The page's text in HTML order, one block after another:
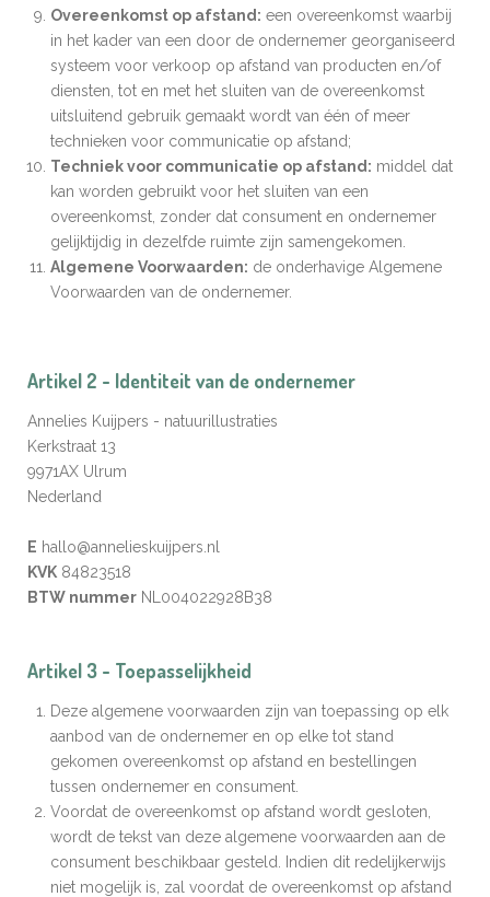
Overeenkomst op afstand: een overeenkomst waarbij
in het kader van een door de ondernemer georganiseerd
systeem voor verkoop op afstand van producten en/of
diensten, tot en met het sluiten van de overeenkomst
uitsluitend gebruik gemaakt wordt van één of meer
technieken voor communicatie op afstand;
Techniek voor communicatie op afstand: middel dat
kan worden gebruikt voor het sluiten van een
overeenkomst, zonder dat consument en ondernemer
gelijktijdig in dezelfde ruimte zijn samengekomen.
Algemene Voorwaarden: de onderhavige Algemene
Voorwaarden van de ondernemer.
Artikel 2 - Identiteit van de ondernemer
Annelies Kuijpers - natuurillustraties
Kerkstraat 13
9971AX Ulrum
Nederland
E hallo@annelieskuijpers.nl
KVK 84823518
BTW nummer NL004022928B38
Artikel 3 - Toepasselijkheid
Deze algemene voorwaarden zijn van toepassing op elk
aanbod van de ondernemer en op elke tot stand
gekomen overeenkomst op afstand en bestellingen
tussen ondernemer en consument.
Voordat de overeenkomst op afstand wordt gesloten,
wordt de tekst van deze algemene voorwaarden aan de
consument beschikbaar gesteld. Indien dit redelijkerwijs
niet mogelijk is, zal voordat de overeenkomst op afstand